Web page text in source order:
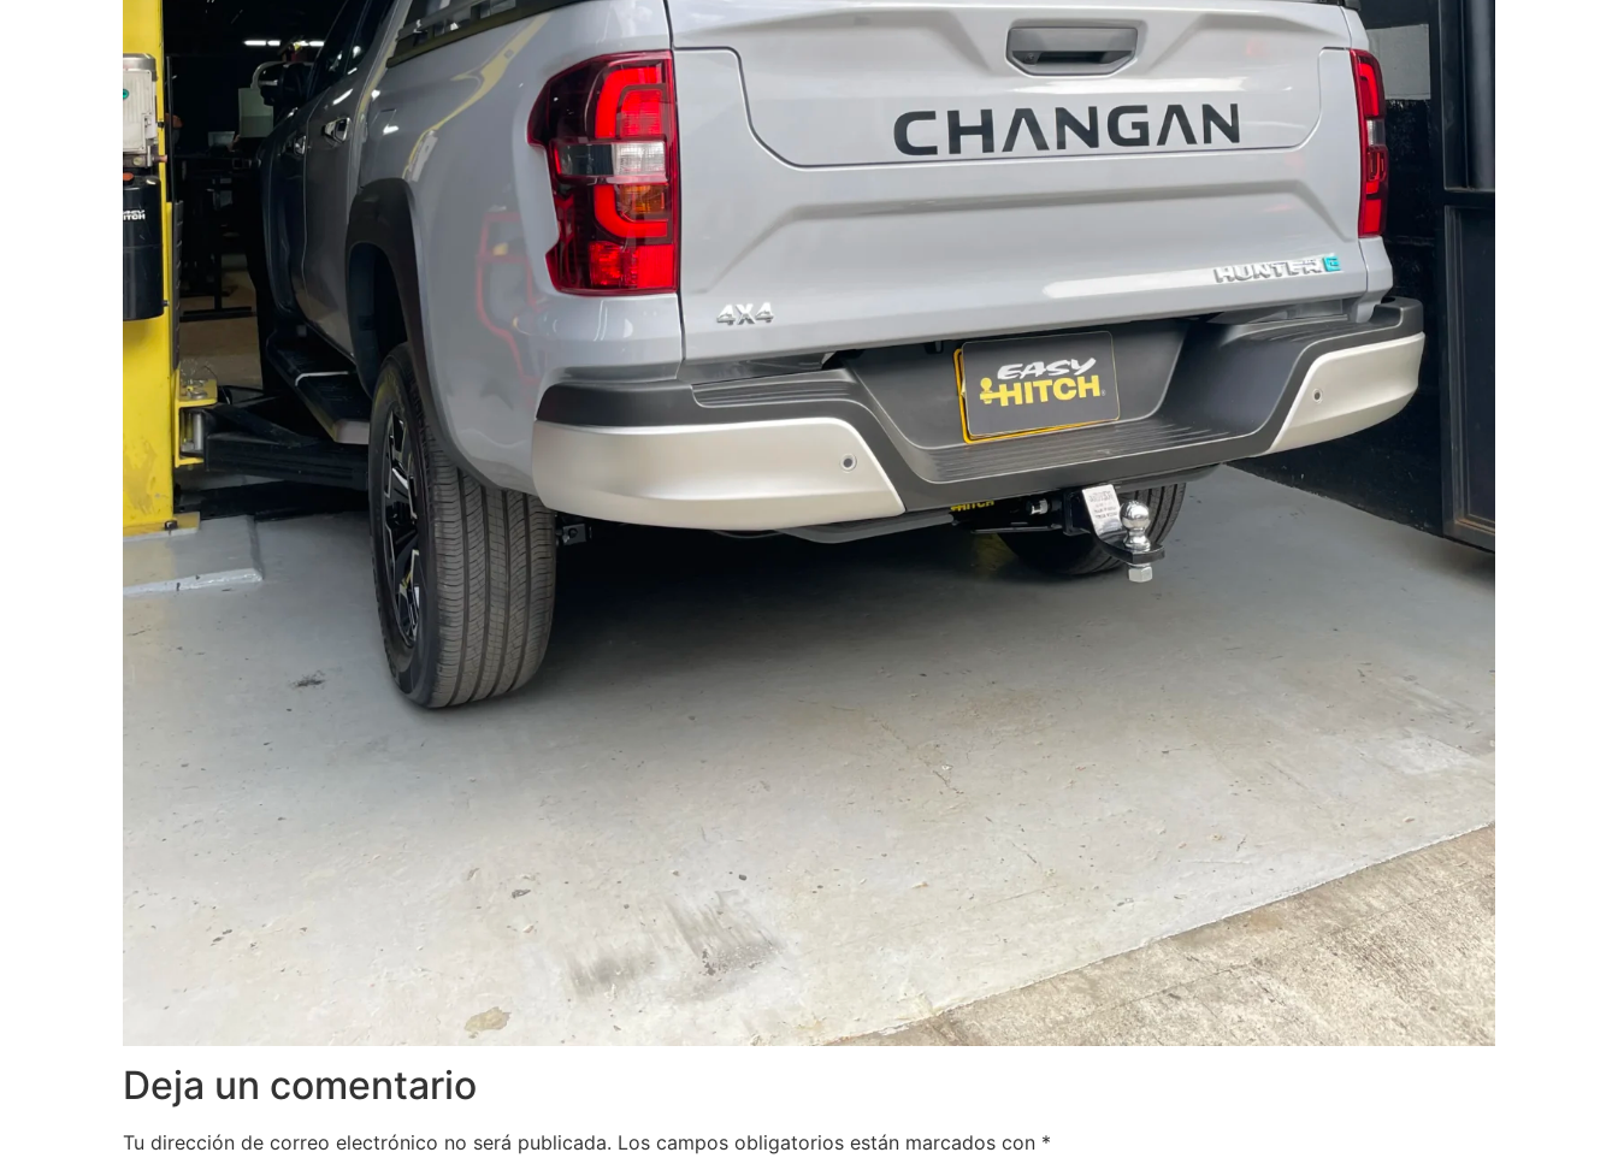
Deja un comentario
Tu dirección de correo electrónico no será publicada. Los campos obligatorios están marcados con *